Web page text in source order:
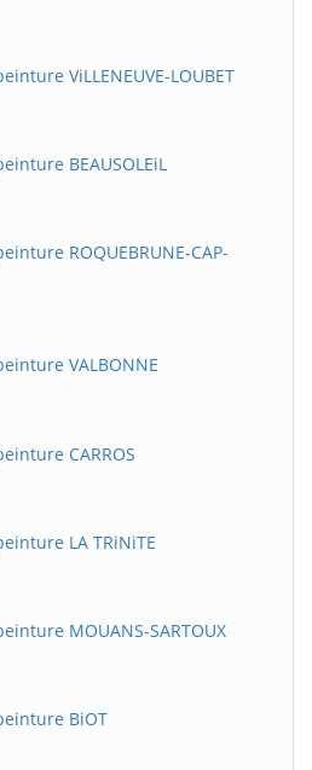
ViLLENEUVE-LOUBET
BEAUSOLEiL
ROQUEBRUNE-CAP-
VALBONNE
CARROS
LA TRiNiTE
MOUANS-SARTOUX
BiOT